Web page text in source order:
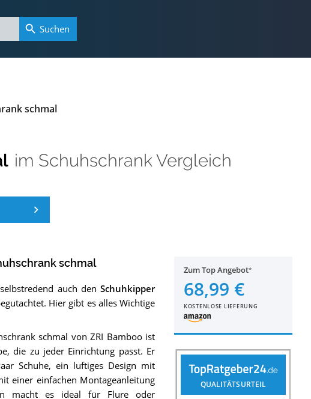
schmal
im Schuhschrank Vergleich
Zum Top Angebot
68,99 €
KOSTENLOSE LIEFERUNG
QUALITÄTSURTEIL
schmal
auch denSchuhkipper
Hier gibt es alles Wichtige
schmal von ZRI Bamboo ist
die zu jeder Einrichtung passt. Er
Schuhe, ein luftiges Design mit
einer einfachen Montageanleitung
macht es ideal für Flure oder
Suchen